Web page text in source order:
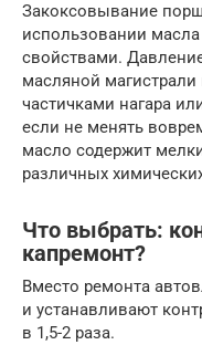
Закоксовывание
использовании
свойствами.
масляной
частичками нагара
если не менять
масло содержит
различных
Что выбрать:
капремонт?
Вместо ремонта
и устанавливают
в 1,5-2 раза.